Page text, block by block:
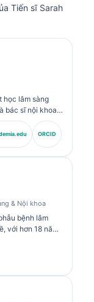
Tiến sĩ Sarah
học lâm sàng
bác sĩ nội khoa,
vực y học xét
trợ bởi AI. Với vai
Officer) tại
về diễn giải
trong các
ORCID
& Nội khoa
bệnh lâm
với hơn 18 năm
phân tích
sâu về hóa
về các bảng dấu